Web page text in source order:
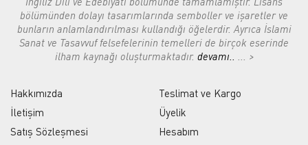
bölümünden dolayı tasarımlarında semboller ve işaretler ve
bunların anlamlandırılması kullandığı öğelerdir. Ayrıca İslami
Sanat ve Tasavvuf felsefelerinin temelleri de birçok eserinde
ilham kaynağı oluşturmaktadır. devamı.. ... >
Hakkımızda
İletişim
Satış Sözleşmesi
Teslimat ve Kargo
Üyelik
Hesabım